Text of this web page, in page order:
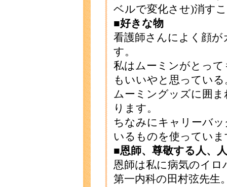
ベルで変化させ)消す
■好きな物
看護師さんによく顔
す。
私はムーミンがとっ
もいいやと思っている
ムーミングッズに囲
ります。
ちなみにキャリーバ
いるものを使っていま
■恩師、尊敬する人、
恩師は私に病気のイ
第一内科の田村弦先生